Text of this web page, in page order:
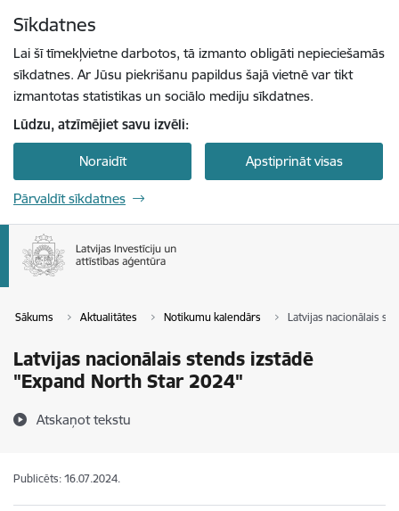
Sīkdatnes
Lai šī tīmekļvietne darbotos, tā izmanto obligāti nepieciešamās
sīkdatnes. Ar Jūsu piekrišanu papildus šajā vietnē var tikt
izmantotas statistikas un sociālo mediju sīkdatnes.
Lūdzu, atzīmējiet savu izvēli:
Noraidīt Apstiprināt visas
Pārvaldīt sīkdatnes
Sākums Aktualitātes Notikumu kalendārs Latvijas nacionālais
Latvijas nacionālais stends izstādē
"Expand North Star 2024"
Atskaņot tekstu
Publicēts: 16.07.2024.